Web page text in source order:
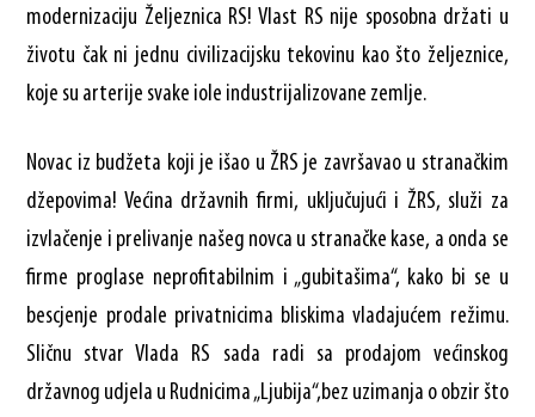
modernizaciju Željeznica RS! Vlast RS nije sposobna držati u
životu čak ni jednu civilizacijsku tekovinu kao što željeznice,
koje su arterije svake iole industrijalizovane zemlje.
Novac iz budžeta koji je išao u ŽRS je završavao u stranačkim
džepovima! Većina državnih firmi, uključujući i ŽRS, služi za
izvlačenje i prelivanje našeg novca u stranačke kase, a onda se
firme proglase neprofitabilnim i „gubitašima“, kako bi se u
bescjenje prodale privatnicima bliskima vladajućem režimu.
Sličnu stvar Vlada RS sada radi sa prodajom većinskog
državnog udjela u Rudnicima „Ljubija“,bez uzimanja o obzir što